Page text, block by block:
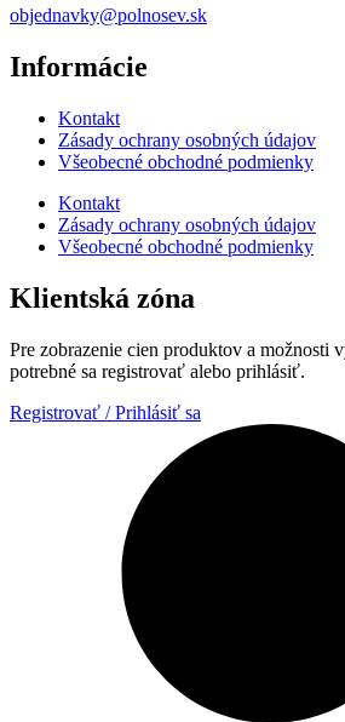
objednavky@polnosev.sk
Informácie
Kontakt
Zásady ochrany osobných údajov
Všeobecné obchodné podmienky
Kontakt
Zásady ochrany osobných údajov
Všeobecné obchodné podmienky
Klientská zóna
Pre zobrazenie cien produktov a možnosti
potrebné sa registrovať alebo prihlásiť.
Registrovať / Prihlásiť sa